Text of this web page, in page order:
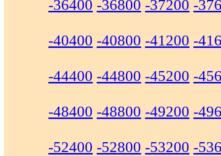
-36400 -36800 -37200 -
-40400 -40800 -41200 -
-44400 -44800 -45200 -
-48400 -48800 -49200 -
-52400 -52800 -53200 -